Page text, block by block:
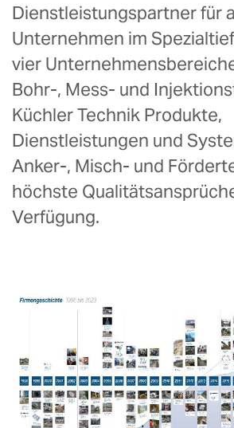
Dienstleistungspartner für
Unternehmen im
vier
Bohr-, Mess- und
Küchler Technik Produkte,
Dienstleistungen und
Anker-, Misch- und
höchste
Verfügung.